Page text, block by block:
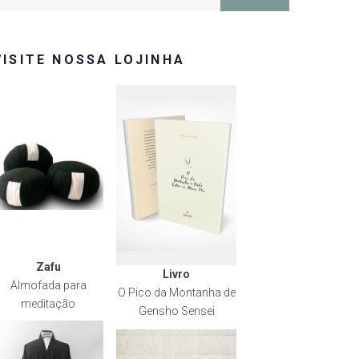
NOSSA LOJINHA
Zafu
Almofada para
meditação
Livro
O Pico da Montanha de
Gensho Sensei